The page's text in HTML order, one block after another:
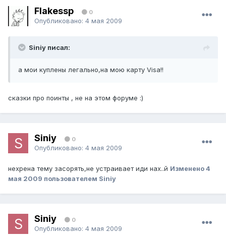
Flakessp 0
Опубликовано: 4 мая 2009
Siniy писал:
а мои куплены легально,на мою карту Visa!!
сказки про поинты , не на этом форуме :)
Siniy 0
Опубликовано: 4 мая 2009
нехрена тему засорять,не устраивает иди нах..й Изменено4
мая 2009 пользователем Siniy
Siniy 0
Опубликовано: 4 мая 2009